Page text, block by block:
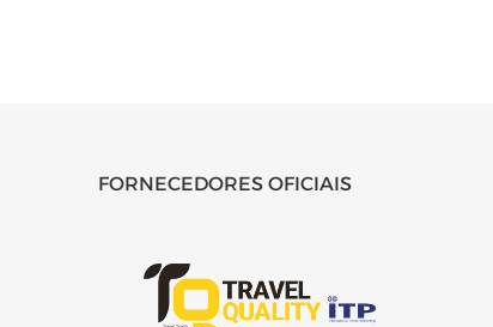
FORNECEDORES OFICIAIS